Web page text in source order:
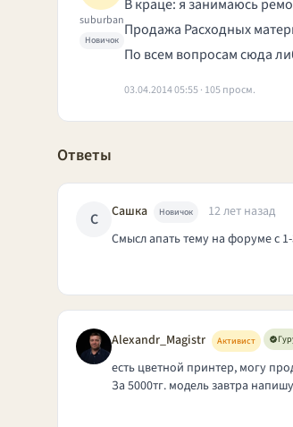
suburban
Новичок
В краце: я занимаюсь
Продажа Расходных
По всем вопросам сюда
03.04.2014 05:55 · 105 просм.
Ответы
С Сашка Новичок
12 лет назад
Смысл апать тему на форуме с
Alexandr_Magistr Активист
есть цветной принтер, могу
За 5000тг. модель завтра